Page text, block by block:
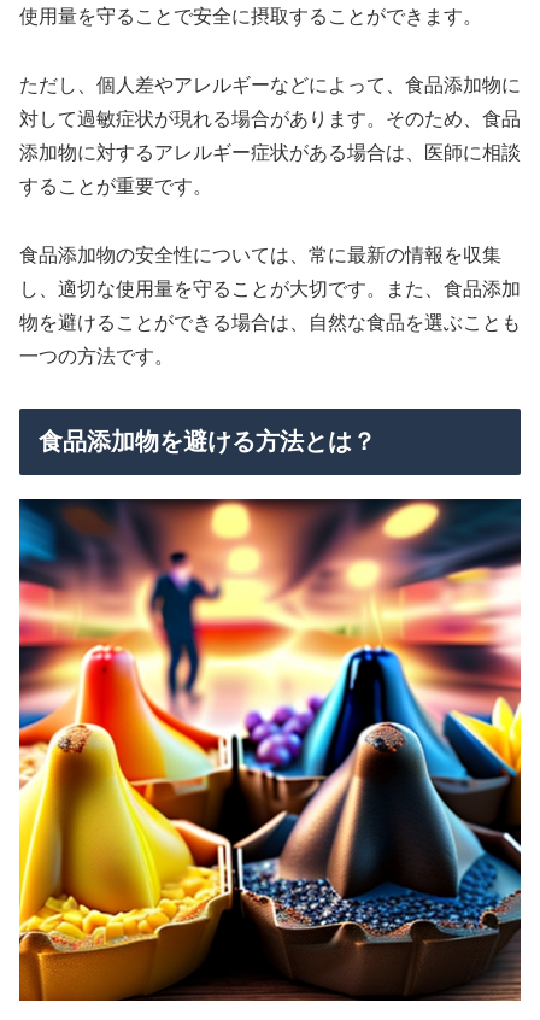
使用量を守ることで安全に摂取することができます。
ただし、個人差やアレルギーなどによって、食品添加物に
対して過敏症状が現れる場合があります。そのため、食品
添加物に対するアレルギー症状がある場合は、医師に相談
することが重要です。
食品添加物の安全性については、常に最新の情報を収集
し、適切な使用量を守ることが大切です。また、食品添加
物を避けることができる場合は、自然な食品を選ぶことも
一つの方法です。
食品添加物を避ける方法とは？